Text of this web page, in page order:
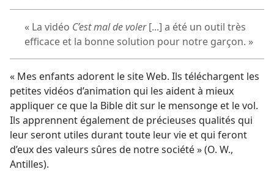
« La vidéo C’est mal de voler[...] a été un outil très
efficace et la bonne solution pour notre garçon. »
« Mes enfants adorent le site Web. Ils téléchargent les
petites vidéos d’animation qui les aident à mieux
appliquer ce que la Bible dit sur le mensonge et le vol.
Ils apprennent également de précieuses qualités qui
leur seront utiles durant toute leur vie et qui feront
d’eux des valeurs sûres de notre société » (O. W.,
Antilles).